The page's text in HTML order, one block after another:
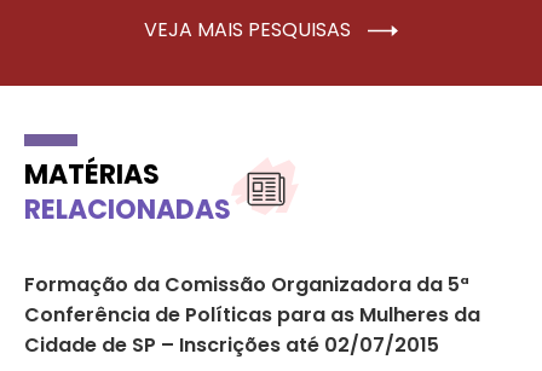
VEJA MAIS PESQUISAS
MATÉRIAS
RELACIONADAS
Formação da Comissão Organizadora da 5ª
Conferência de Políticas para as Mulheres da
Cidade de SP – Inscrições até 02/07/2015